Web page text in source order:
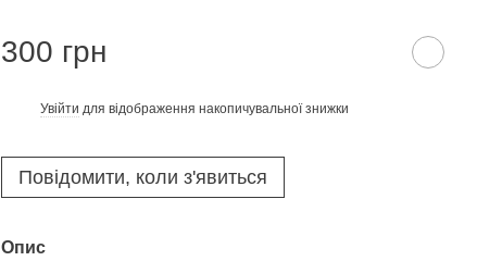
300 грн
Увійти для відображення накопичувальної знижки
Повідомити, коли з'явиться
Опис